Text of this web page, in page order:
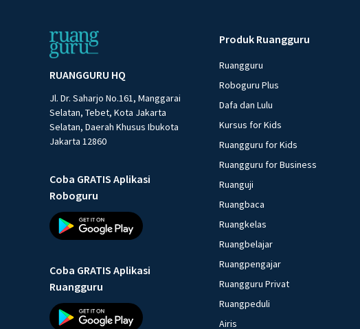
RUANGGURU HQ
Jl. Dr. Saharjo No.161, Manggarai
Selatan, Tebet, Kota Jakarta
Selatan, Daerah Khusus Ibukota
Jakarta 12860
Coba GRATIS Aplikasi
Roboguru
Coba GRATIS Aplikasi
Ruangguru
Produk Ruangguru
Ruangguru
Roboguru Plus
Dafa dan Lulu
Kursus for Kids
Ruangguru for Kids
Ruangguru for Business
Ruanguji
Ruangbaca
Ruangkelas
Ruangbelajar
Ruangpengajar
Ruangguru Privat
Ruangpeduli
Airis